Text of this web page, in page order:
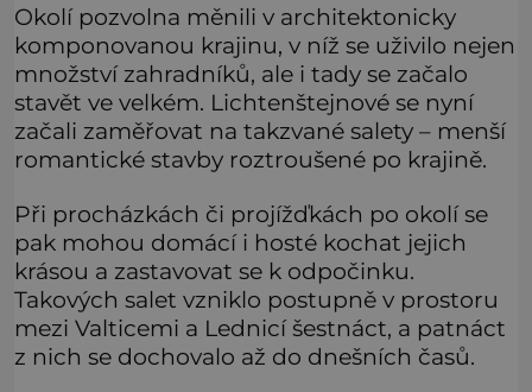
Okolí pozvolna měnili v architektonicky
komponovanou krajinu, v níž se uživilo nejen
množství zahradníků, ale i tady se začalo
stavět ve velkém. Lichtenštejnové se nyní
začali zaměřovat na takzvané salety – menší
romantické stavby roztroušené po krajině.
Při procházkách či projížďkách po okolí se
pak mohou domácí i hosté kochat jejich
krásou a zastavovat se k odpočinku.
Takových salet vzniklo postupně v prostoru
mezi Valticemi a Lednicí šestnáct, a patnáct
z nich se dochovalo až do dnešních časů.